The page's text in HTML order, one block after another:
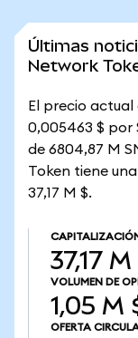
Últimas
Network
El precio
0,005463 $ por
de 6804,87 M
Token tiene
37,17 M $.
37,17 M
VOLUMEN DE
1,05 M
OFERTA